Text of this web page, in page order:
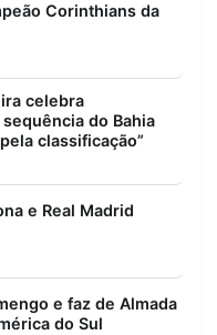
Corinthians da
celebra
do Bahia
classificação”
e Real Madrid
e faz de Almada
do Sul